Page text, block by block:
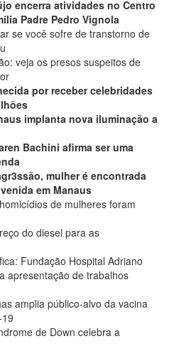
encerra atividades no Centro
Padre Pedro Vignola
se você sofre de transtorno de
veja os presos suspeitos de
por receber celebridades
implanta nova iluminação a
Bachini afirma ser uma
mulher é encontrada
em Manaus
de mulheres foram
do diesel para as
Fundação Hospital Adriano
apresentação de trabalhos
amplia público-alvo da vacina
de Down celebra a